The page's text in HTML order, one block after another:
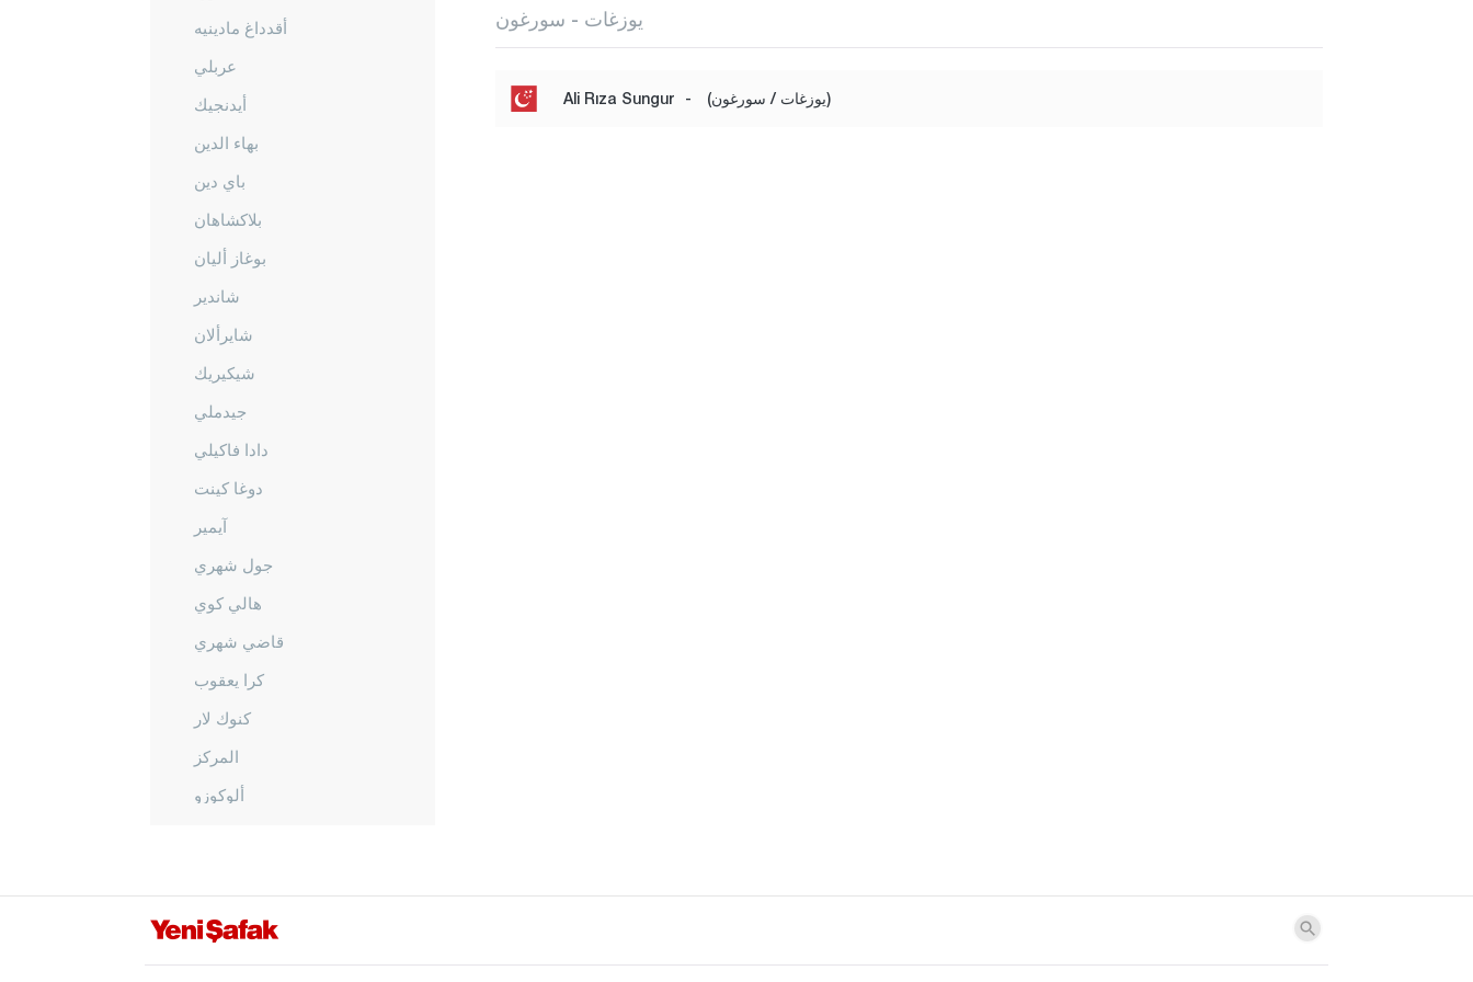
أقدداغ مادينيه
عربلي
أيدنجيك
بهاء الدين
باي دين
بلاكشاهان
بوغاز أليان
شاندير
شايرألان
شيكيريك
جيدملي
دادا فاكيلي
دوغا كينت
آيمير
جول شهري
هالي كوي
قاضي شهري
كرا يعقوب
كنوك لار
المركز
ألوكوزو
ساراي كينت
يوزغات - سورغون
Ali Rıza Sungur - (يوزغات / سورغون)